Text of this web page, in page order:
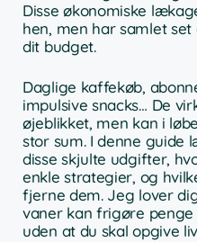
Disse økonomiske
hen, men har samlet
dit budget.
Daglige kaffekøb,
impulsive snacks… De
øjeblikket, men kan i
stor sum. I denne guide
disse skjulte udgifter,
enkle strategier, og
fjerne dem. Jeg lover
vaner kan frigøre
uden at du skal opgive